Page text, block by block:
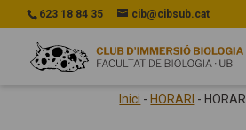
623 18 84 35 cib@cibsub.cat
Inici - HORARI - HORARI